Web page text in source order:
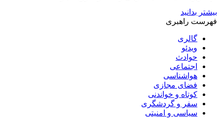
بیشتر بدانید
فهرست راهبری
گالری
ویدئو
حوادث
اجتماعی
هواشناسی
فضای مجازی
کوتاه و خواندنی
سفر و گردشگری
سیاسی و امنیتی